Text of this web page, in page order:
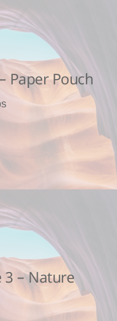
Paper Pouch
3 – Nature